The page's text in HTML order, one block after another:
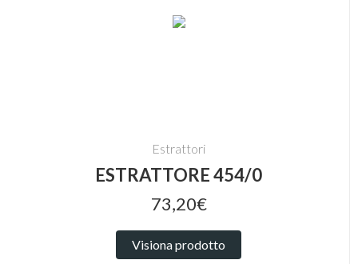
Estrattori
ESTRATTORE 454/0
73,20€
Visiona prodotto